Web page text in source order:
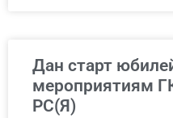
Дан старт
мероприятиям
РС(Я)